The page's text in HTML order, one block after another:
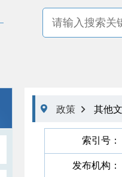
 政策  其他
索引号：
发布机构：